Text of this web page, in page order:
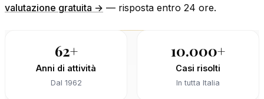
valutazione gratuita → — risposta entro 24 ore.
62+
Anni di attività
Dal 1962
10.000+
Casi risolti
In tutta Italia